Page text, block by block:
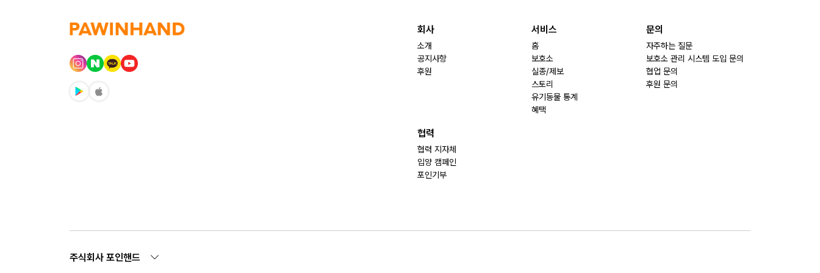
회사
소개
공지사항
후원
서비스
홈
보호소
실종/제보
스토리
유기동물 통계
혜택
문의
자주하는 질문
보호소 관리 시스템 도입 문의
협업 문의
후원 문의
협력
협력 지자체
입양 캠페인
포인기부
주식회사 포인핸드